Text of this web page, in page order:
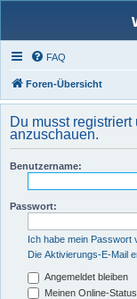
FAQ
Foren-Übersicht
Du musst
anzuschauen.
Benutzername:
Passwort:
Ich habe mein Passwort
Die Aktivierungs-E-Mail
Angemeldet bleiben
Meinen Online-